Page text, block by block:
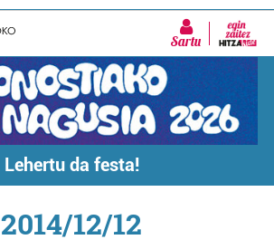
Sartu
Lehertu da festa!
2014/12/12